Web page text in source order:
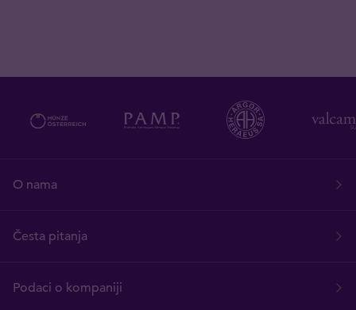
O nama
Česta pitanja
Podaci o kompaniji